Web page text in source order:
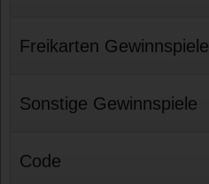
Freikarten Gewinnspiele
Sonstige Gewinnspiele
Code